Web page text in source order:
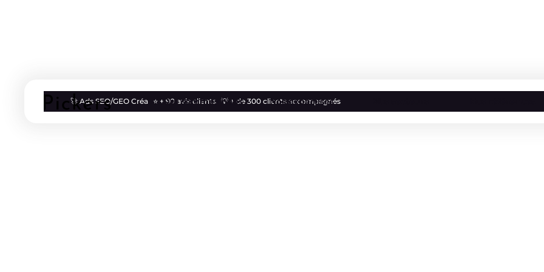
🚀 Ads SEO/GEO Créa ⭐ + 90 avis clients 💡 + de 300 clients accompagnés
Qui sommes nous Nos expertises
Blog Vie d'agence